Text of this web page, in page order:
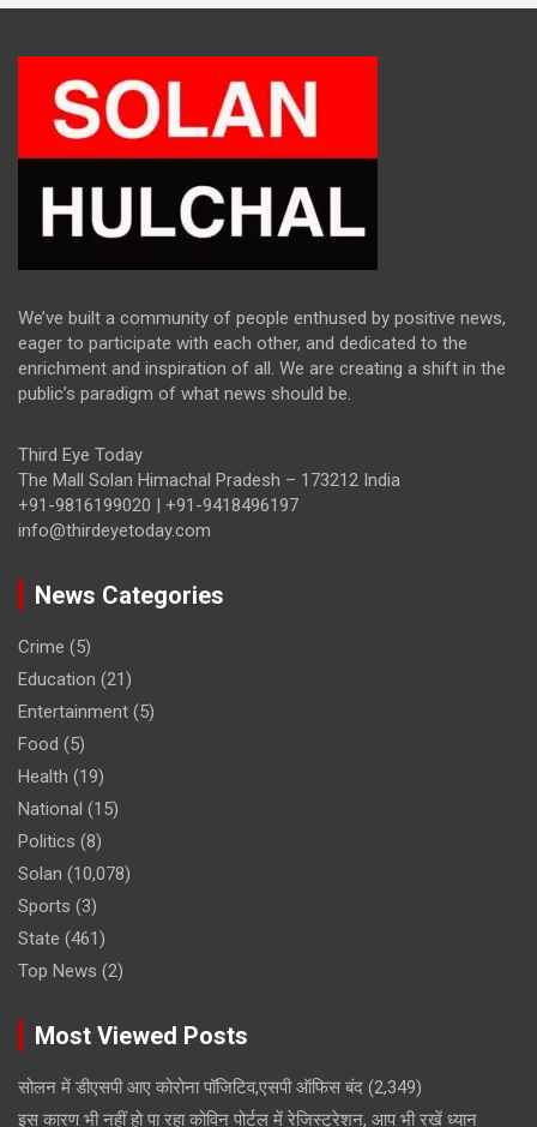
We’ve built a community of people enthused by positive news,
eager to participate with each other, and dedicated to the
enrichment and inspiration of all. We are creating a shift in the
public’s paradigm of what news should be.
Third Eye Today
The Mall Solan Himachal Pradesh – 173212 India
+91-9816199020 | +91-9418496197
info@thirdeyetoday.com
News Categories
Crime (5)
Education (21)
Entertainment (5)
Food (5)
Health (19)
National (15)
Politics (8)
Solan (10,078)
Sports (3)
State (461)
Top News (2)
Most Viewed Posts
सोलन में डीएसपी आए कोरोना पॉजिटिव,एसपी ऑफिस बंद (2,349)
इस कारण भी नहीं हो पा रहा कोविन पोर्टल में रेजिस्ट्रेशन, आप भी रखें ध्यान